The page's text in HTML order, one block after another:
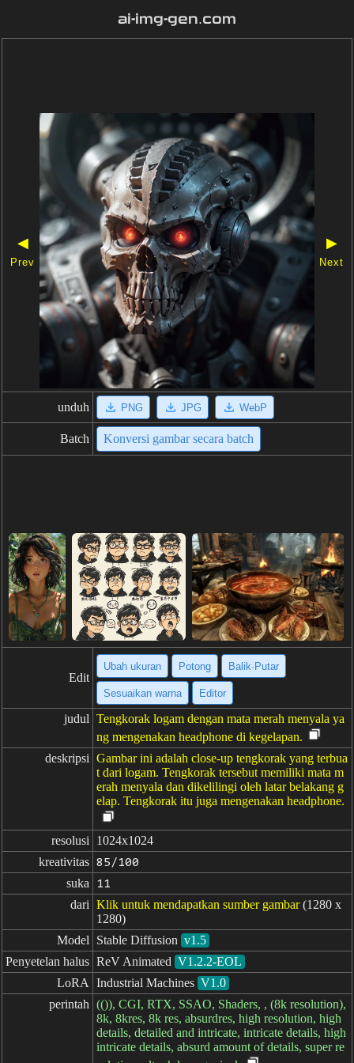
ai-img-gen.com
◀
Prev
▶
Next
unduh PNG JPG WebP
Batch Konversi gambar secara batch
Edit
Ubah ukuran Potong Balik·Putar
Sesuaikan warna Editor
judul Tengkorak logam dengan mata merah menyala ya
ng mengenakan headphone di kegelapan.
deskripsi Gambar ini adalah close-up tengkorak yang terbua
t dari logam. Tengkorak tersebut memiliki mata m
erah menyala dan dikelilingi oleh latar belakang g
elap. Tengkorak itu juga mengenakan headphone.
resolusi
1024x1024
kreativitas 85/100
suka 11
dari Klik untuk mendapatkan sumber gambar (1280 x
1280)
Model
Stable Diffusion v1.5
Penyetelan halus ReV Animated V1.2.2-EOL
LoRA
Industrial Machines V1.0
perintah (()), CGI, RTX, SSAO, Shaders, , (8k resolution),
8k, 8kres, 8k res, absurdres, high resolution, high
details, detailed and intricate, intricate details, high
intricate details, absurd amount of details, super re